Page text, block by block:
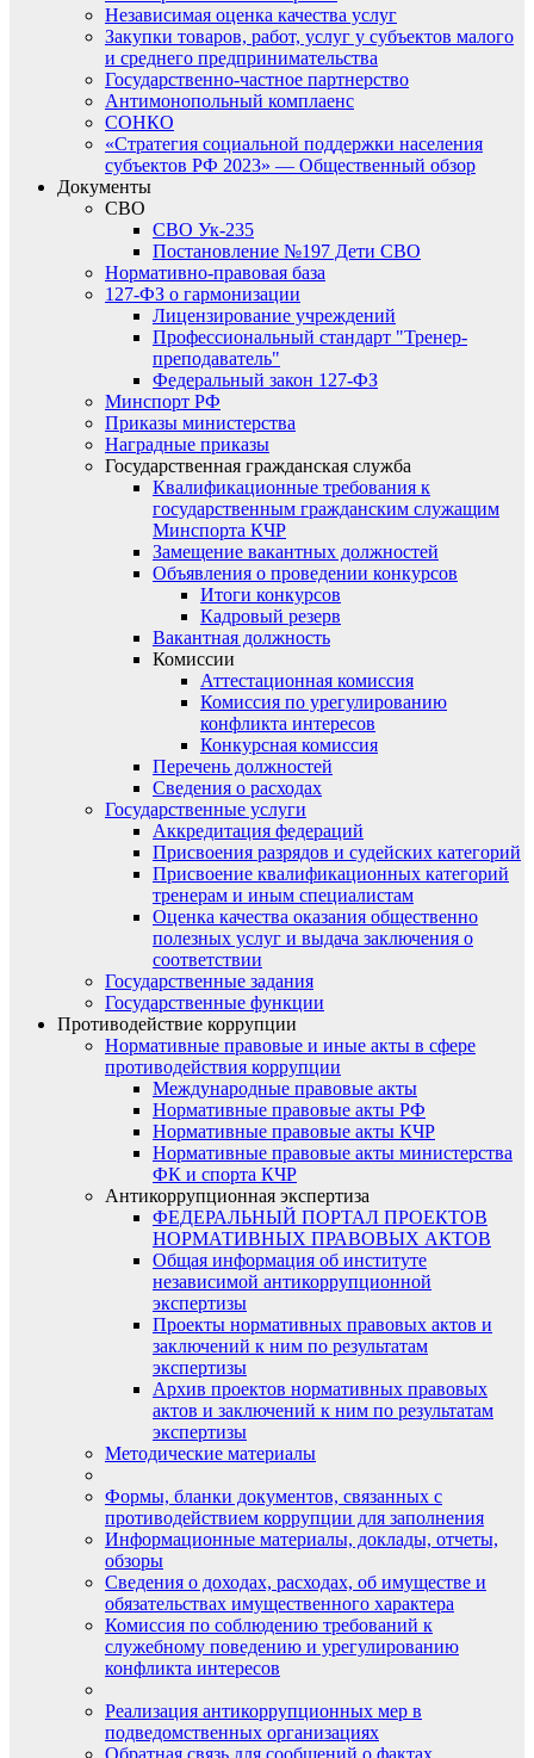
Независимая оценка качества услуг
Закупки товаров, работ, услуг у субъектов малого
и среднего предпринимательства
Государственно-частное партнерство
Антимонопольный комплаенс
СОНКО
«Стратегия социальной поддержки населения
субъектов РФ 2023» — Общественный обзор
Документы
СВО
СВО Ук-235
Постановление №197 Дети СВО
Нормативно-правовая база
127-ФЗ о гармонизации
Лицензирование учреждений
Профессиональный стандарт "Тренер-
преподаватель"
Федеральный закон 127-ФЗ
Минспорт РФ
Приказы министерства
Наградные приказы
Государственная гражданская служба
Квалификационные требования к
государственным гражданским служащим
Минспорта КЧР
Замещение вакантных должностей
Объявления о проведении конкурсов
Итоги конкурсов
Кадровый резерв
Вакантная должность
Комиссии
Аттестационная комиссия
Комиссия по урегулированию
конфликта интересов
Конкурсная комиссия
Перечень должностей
Сведения о расходах
Государственные услуги
Аккредитация федераций
Присвоения разрядов и судейских категорий
Присвоение квалификационных категорий
тренерам и иным специалистам
Оценка качества оказания общественно
полезных услуг и выдача заключения о
соответствии
Государственные задания
Государственные функции
Противодействие коррупции
Нормативные правовые и иные акты в сфере
противодействия коррупции
Международные правовые акты
Нормативные правовые акты РФ
Нормативные правовые акты КЧР
Нормативные правовые акты министерства
ФК и спорта КЧР
Антикоррупционная экспертиза
ФЕДЕРАЛЬНЫЙ ПОРТАЛ ПРОЕКТОВ
НОРМАТИВНЫХ ПРАВОВЫХ АКТОВ
Общая информация об институте
независимой антикоррупционной
экспертизы
Проекты нормативных правовых актов и
заключений к ним по результатам
экспертизы
Архив проектов нормативных правовых
актов и заключений к ним по результатам
экспертизы
Методические материалы
Формы, бланки документов, связанных с
противодействием коррупции для заполнения
Информационные материалы, доклады, отчеты,
обзоры
Сведения о доходах, расходах, об имуществе и
обязательствах имущественного характера
Комиссия по соблюдению требований к
служебному поведению и урегулированию
конфликта интересов
Реализация антикоррупционных мер в
подведомственных организациях
Обратная связь для сообщений о фактах